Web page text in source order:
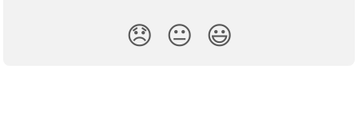
😞 😐 😃